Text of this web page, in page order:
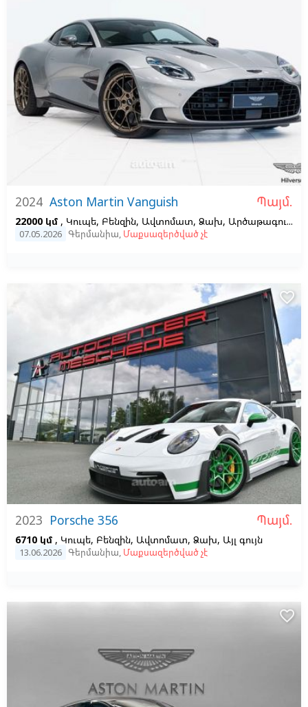
2024 Aston Martin Vanguish Պայմ.
22000 կմ , Կուպե, Բենզին, Ավտոմատ, Ձախ, Արծաթագույն,
07.05.2026 Գերմանիա, Մաքսազերծված չէ
2023 Porsche 356 Պայմ.
6710 կմ , Կուպե, Բենզին, Ավտոմատ, Ձախ, Այլ գույն
13.06.2026 Գերմանիա, Մաքսազերծված չէ
favorite_border
favorite_border